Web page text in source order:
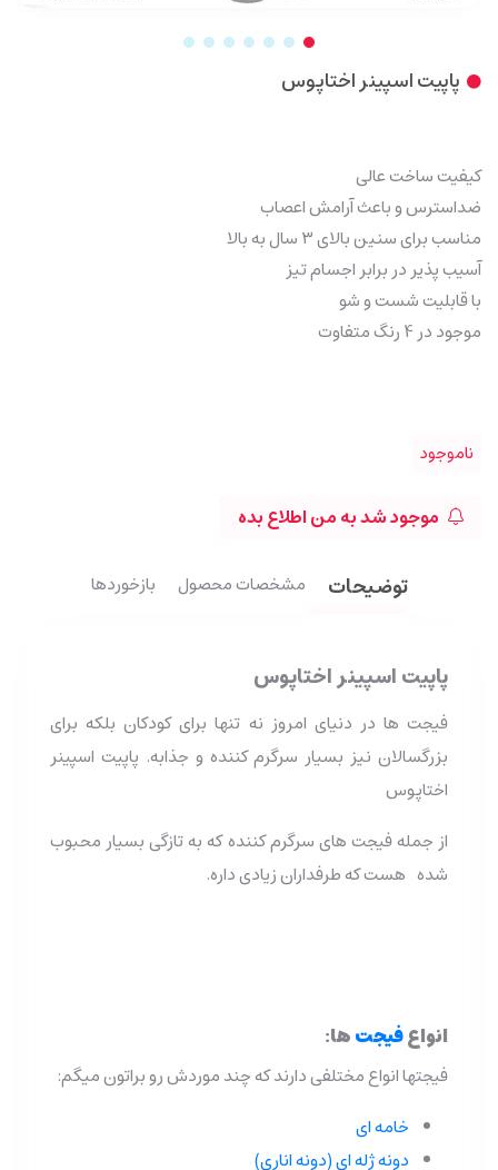
پاپیت اسپینر اختاپوس
کیفیت ساخت عالی
ضداسترس و باعث آرامش اعصاب
مناسب برای سنین بالای ۳ سال به بالا
آسیب پذیر در برابر اجسام تیز
با قابلیت شست و شو
موجود در 4 رنگ متفاوت
ناموجود
موجود شد به من اطلاع بده
توضیحات مشخصات محصول بازخوردها
پاپیت اسپینر اختاپوس
فیجت ها در دنیای امروز نه تنها برای کودکان بلکه برای
بزرگسالان نیز بسیار سرگرم کننده و جذابه. پاپیت اسپینر
اختاپوس
از جمله فیجت های سرگرم کننده که به تازگی بسیار محبوب
شده هست که طرفداران زیادی داره.
انواعفیجتها:
فیجتها انواع مختلفی دارند که چند موردش رو براتون میگم:
خامه ای
دونه ژله ای (دونه اناری)